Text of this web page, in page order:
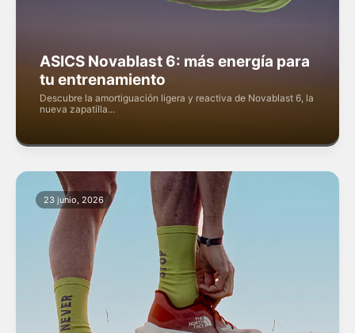
ASICS Novablast 6: más energía para
tu entrenamiento
Descubre la amortiguación ligera y reactiva de Novablast 6, la
nueva zapatilla...
23 junio, 2026